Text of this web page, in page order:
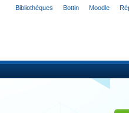
Bibliothèques Bottin Moodle